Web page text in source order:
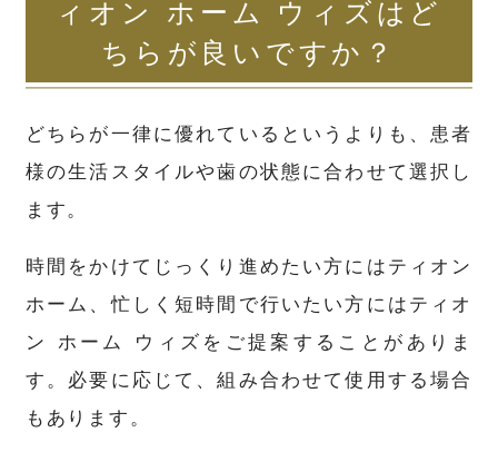
ィオン ホーム ウィズはど
ちらが良いですか？
どちらが一律に優れているというよりも、患者
様の生活スタイルや歯の状態に合わせて選択し
ます。
時間をかけてじっくり進めたい方にはティオン
ホーム、忙しく短時間で行いたい方にはティオ
ン ホーム ウィズをご提案することがありま
す。必要に応じて、組み合わせて使用する場合
もあります。